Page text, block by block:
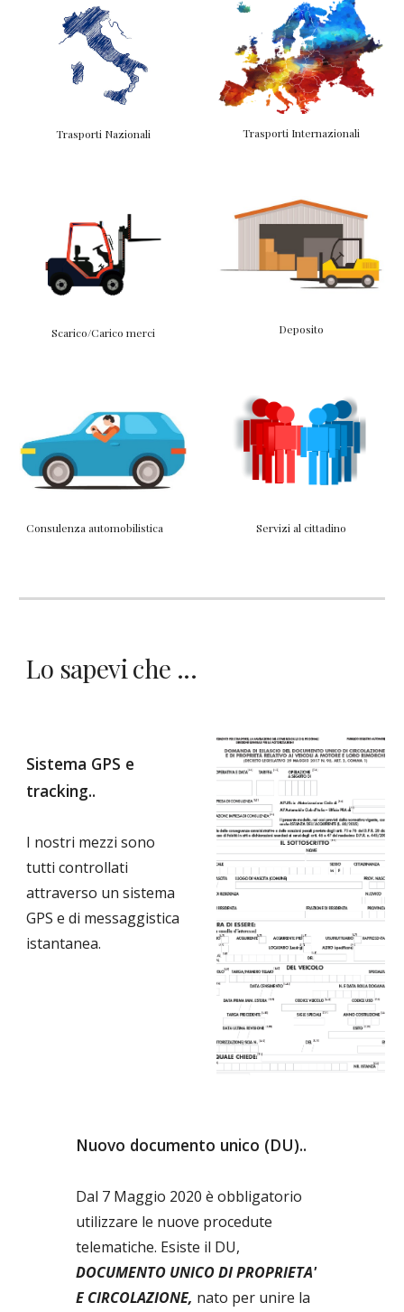
Trasporti Nazionali Trasporti Internazionali
Scarico/Carico merci Deposito
Consulenza automobilistica Servizi al cittadino
Lo sapevi che ...
Sistema GPS e
tracking..
I nostri mezzi sono
tutti controllati
attraverso un sistema
GPS e di messaggistica
istantanea.
Nuovo documento unico (DU)..
Dal 7 Maggio 2020 è obbligatorio
utilizzare le nuove procedute
telematiche. Esiste il DU,
DOCUMENTO UNICO DI PROPRIETA'
E CIRCOLAZIONE, nato per unire la